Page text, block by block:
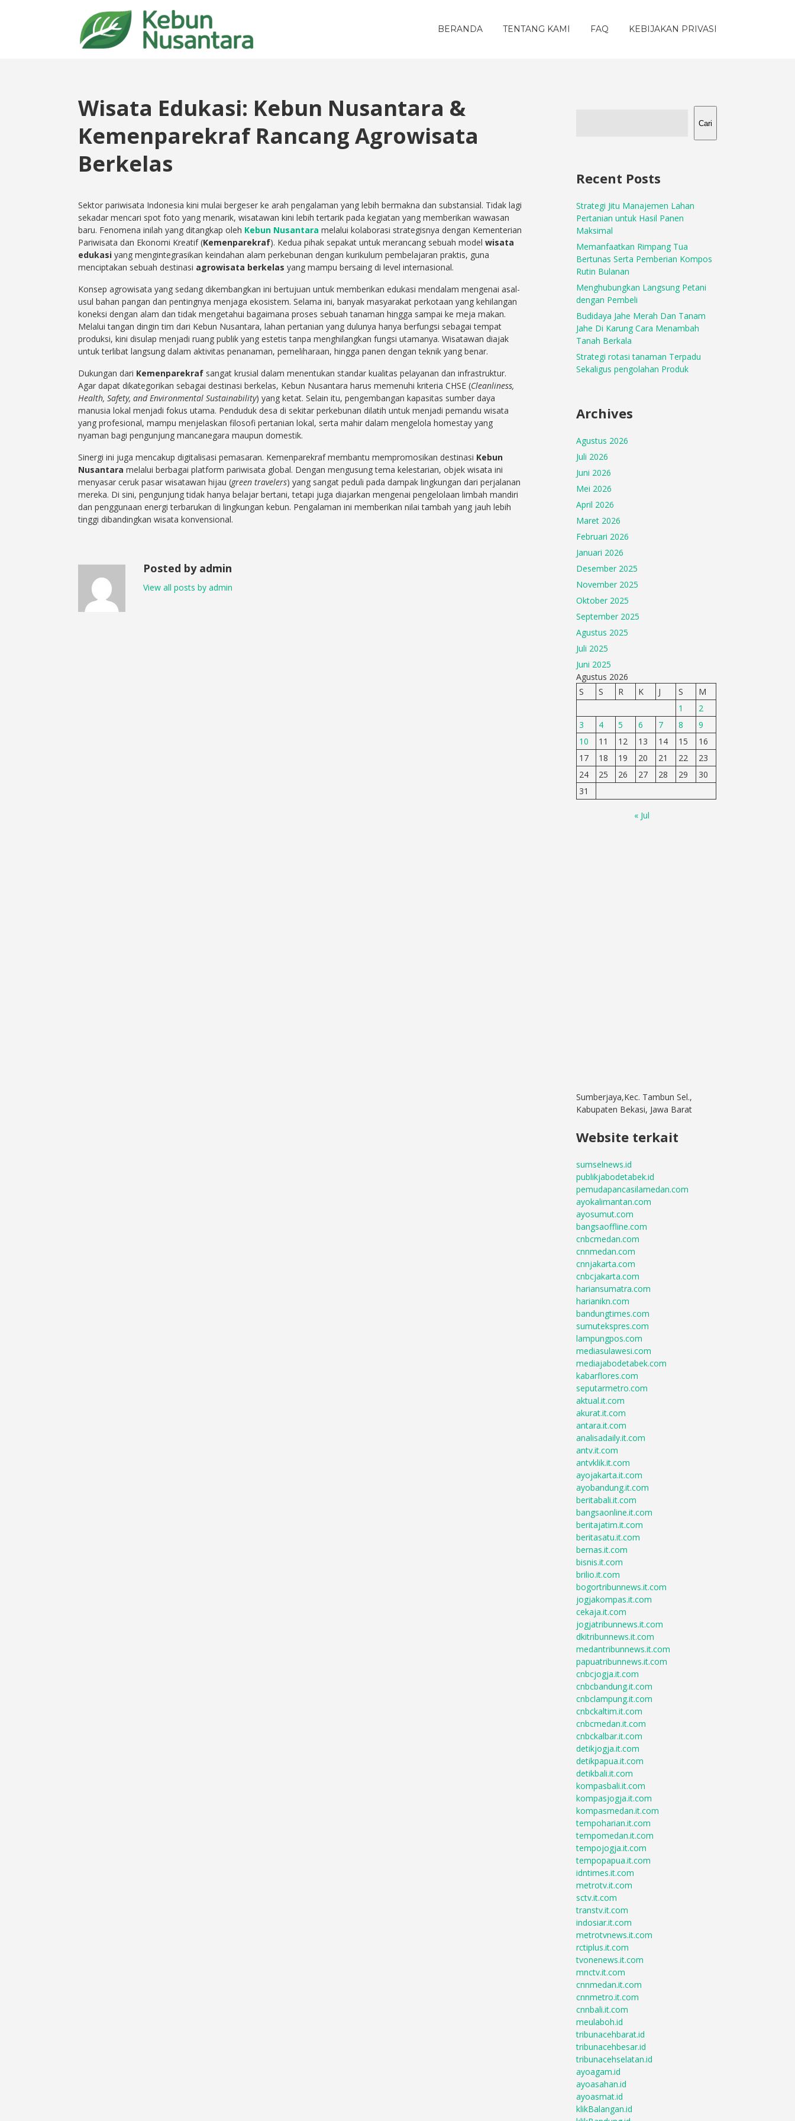
BERANDA TENTANG KAMI FAQ KEBIJAKAN PRIVASI
Wisata Edukasi: Kebun Nusantara &
Kemenparekraf Rancang Agrowisata
Berkelas
Sektor pariwisata Indonesia kini mulai bergeser ke arah pengalaman yang lebih bermakna dan substansial. Tidak lagi
sekadar mencari spot foto yang menarik, wisatawan kini lebih tertarik pada kegiatan yang memberikan wawasan
baru. Fenomena inilah yang ditangkap oleh Kebun Nusantara melalui kolaborasi strategisnya dengan Kementerian
Pariwisata dan Ekonomi Kreatif (Kemenparekraf). Kedua pihak sepakat untuk merancang sebuah model wisata
edukasi yang mengintegrasikan keindahan alam perkebunan dengan kurikulum pembelajaran praktis, guna
menciptakan sebuah destinasi agrowisata berkelas yang mampu bersaing di level internasional.
Konsep agrowisata yang sedang dikembangkan ini bertujuan untuk memberikan edukasi mendalam mengenai asal-
usul bahan pangan dan pentingnya menjaga ekosistem. Selama ini, banyak masyarakat perkotaan yang kehilangan
koneksi dengan alam dan tidak mengetahui bagaimana proses sebuah tanaman hingga sampai ke meja makan.
Melalui tangan dingin tim dari Kebun Nusantara, lahan pertanian yang dulunya hanya berfungsi sebagai tempat
produksi, kini disulap menjadi ruang publik yang estetis tanpa menghilangkan fungsi utamanya. Wisatawan diajak
untuk terlibat langsung dalam aktivitas penanaman, pemeliharaan, hingga panen dengan teknik yang benar.
Dukungan dari Kemenparekraf sangat krusial dalam menentukan standar kualitas pelayanan dan infrastruktur.
Agar dapat dikategorikan sebagai destinasi berkelas, Kebun Nusantara harus memenuhi kriteria CHSE (Cleanliness,
Health, Safety, and Environmental Sustainability) yang ketat. Selain itu, pengembangan kapasitas sumber daya
manusia lokal menjadi fokus utama. Penduduk desa di sekitar perkebunan dilatih untuk menjadi pemandu wisata
yang profesional, mampu menjelaskan filosofi pertanian lokal, serta mahir dalam mengelola homestay yang
nyaman bagi pengunjung mancanegara maupun domestik.
Sinergi ini juga mencakup digitalisasi pemasaran. Kemenparekraf membantu mempromosikan destinasi Kebun
Nusantara melalui berbagai platform pariwisata global. Dengan mengusung tema kelestarian, objek wisata ini
menyasar ceruk pasar wisatawan hijau (green travelers) yang sangat peduli pada dampak lingkungan dari perjalanan
mereka. Di sini, pengunjung tidak hanya belajar bertani, tetapi juga diajarkan mengenai pengelolaan limbah mandiri
dan penggunaan energi terbarukan di lingkungan kebun. Pengalaman ini memberikan nilai tambah yang jauh lebih
tinggi dibandingkan wisata konvensional.
Posted by admin
View all posts by admin
Cari
Recent Posts
Strategi Jitu Manajemen Lahan
Pertanian untuk Hasil Panen
Maksimal
Memanfaatkan Rimpang Tua
Bertunas Serta Pemberian Kompos
Rutin Bulanan
Menghubungkan Langsung Petani
dengan Pembeli
Budidaya Jahe Merah Dan Tanam
Jahe Di Karung Cara Menambah
Tanah Berkala
Strategi rotasi tanaman Terpadu
Sekaligus pengolahan Produk
Archives
Agustus 2026
Juli 2026
Juni 2026
Mei 2026
April 2026
Maret 2026
Februari 2026
Januari 2026
Desember 2025
November 2025
Oktober 2025
September 2025
Agustus 2025
Juli 2025
Juni 2025
Agustus 2026
S
S R K J S
M
1
2
3
4 5 6 7 8
9
10
11 12 13 14 15
16
17
18 19 20 21 22
23
24
25 26 27 28 29
30
31
« Jul
Sumberjaya,Kec. Tambun Sel.,
Kabupaten Bekasi, Jawa Barat
Website terkait
sumselnews.id
publikjabodetabek.id
pemudapancasilamedan.com
ayokalimantan.com
ayosumut.com
bangsaoffline.com
cnbcmedan.com
cnnmedan.com
cnnjakarta.com
cnbcjakarta.com
hariansumatra.com
harianikn.com
bandungtimes.com
sumutekspres.com
lampungpos.com
mediasulawesi.com
mediajabodetabek.com
kabarflores.com
seputarmetro.com
aktual.it.com
akurat.it.com
antara.it.com
analisadaily.it.com
antv.it.com
antvklik.it.com
ayojakarta.it.com
ayobandung.it.com
beritabali.it.com
bangsaonline.it.com
beritajatim.it.com
beritasatu.it.com
bernas.it.com
bisnis.it.com
brilio.it.com
bogortribunnews.it.com
jogjakompas.it.com
cekaja.it.com
jogjatribunnews.it.com
dkitribunnews.it.com
medantribunnews.it.com
papuatribunnews.it.com
cnbcjogja.it.com
cnbcbandung.it.com
cnbclampung.it.com
cnbckaltim.it.com
cnbcmedan.it.com
cnbckalbar.it.com
detikjogja.it.com
detikpapua.it.com
detikbali.it.com
kompasbali.it.com
kompasjogja.it.com
kompasmedan.it.com
tempoharian.it.com
tempomedan.it.com
tempojogja.it.com
tempopapua.it.com
idntimes.it.com
metrotv.it.com
sctv.it.com
transtv.it.com
indosiar.it.com
metrotvnews.it.com
rctiplus.it.com
tvonenews.it.com
mnctv.it.com
cnnmedan.it.com
cnnmetro.it.com
cnnbali.it.com
meulaboh.id
tribunacehbarat.id
tribunacehbesar.id
tribunacehselatan.id
ayoagam.id
ayoasahan.id
ayoasmat.id
klikBalangan.id